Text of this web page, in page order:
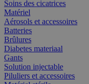
Soins des cicatrices
Matériel
Aérosols et accessoires
Batteries
Brûlures
Diabetes materiaal
Gants
Solution injectable
Piluliers et accessoires